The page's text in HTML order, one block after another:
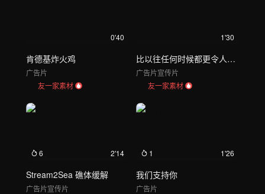
0'40
肯德基炸火鸡
广告片
友一家素材
1'30
比以往任何时候都更令人惊叹
广告片宣传片
友一家素材
6 2'14
Stream2Sea 礁体缓解
广告片宣传片
1 1'26
我们支持你
广告片